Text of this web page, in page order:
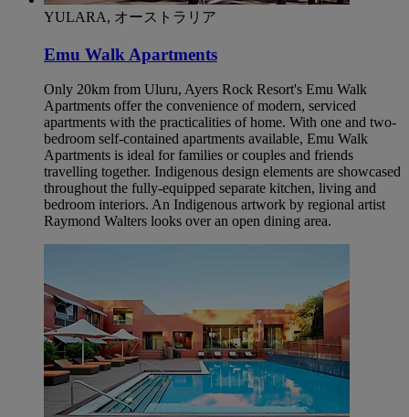
YULARA, オーストラリア
Emu Walk Apartments
Only 20km from Uluru, Ayers Rock Resort's Emu Walk
Apartments offer the convenience of modern, serviced
apartments with the practicalities of home. With one and two-
bedroom self-contained apartments available, Emu Walk
Apartments is ideal for families or couples and friends
travelling together. Indigenous design elements are showcased
throughout the fully-equipped separate kitchen, living and
bedroom interiors. An Indigenous artwork by regional artist
Raymond Walters looks over an open dining area.